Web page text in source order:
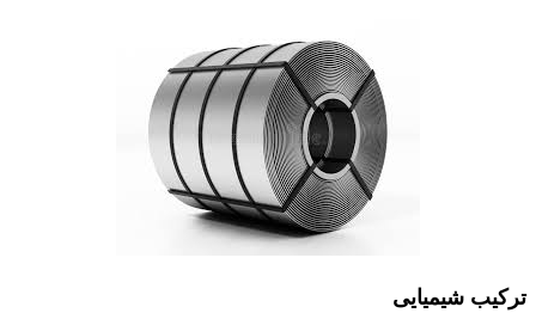
ترکیب شیمیایی